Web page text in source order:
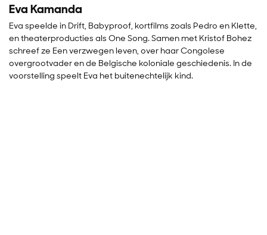
Eva Kamanda
Eva speelde in Drift, Babyproof, kortfilms zoals Pedro en Klette,
en theaterproducties als One Song. Samen met Kristof Bohez
schreef ze Een verzwegen leven, over haar Congolese
overgrootvader en de Belgische koloniale geschiedenis. In de
voorstelling speelt Eva het buitenechtelijk kind.